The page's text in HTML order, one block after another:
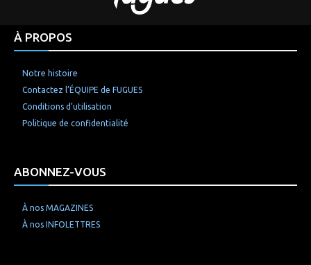
À PROPOS
Notre histoire
Contactez l’ÉQUIPE de FUGUES
Conditions d’utilisation
Politique de confidentialité
ABONNEZ-VOUS
À nos MAGAZINES
À nos INFOLETTRES